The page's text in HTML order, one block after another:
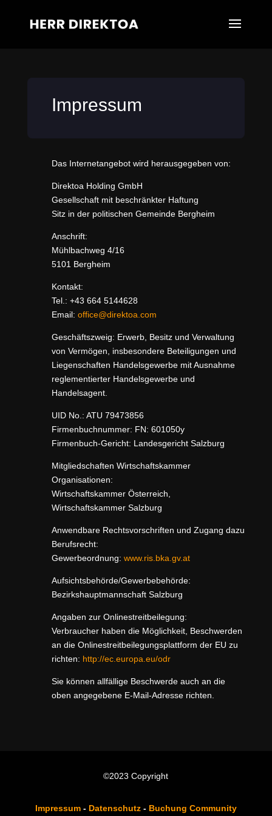
Impressum
Das Internetangebot wird herausgegeben von:
Direktoa Holding GmbH
Gesellschaft mit beschränkter Haftung
Sitz in der politischen Gemeinde Bergheim
Anschrift:
Mühlbachweg 4/16
5101 Bergheim
Kontakt:
Tel.: +43 664 5144628
Email: office@direktoa.com
Geschäftszweig: Erwerb, Besitz und Verwaltung
von Vermögen, insbesondere Beteiligungen und
Liegenschaften Handelsgewerbe mit Ausnahme
reglementierter Handelsgewerbe und
Handelsagent.
UID No.: ATU 79473856
Firmenbuchnummer: FN: 601050y
Firmenbuch-Gericht: Landesgericht Salzburg
Mitgliedschaften Wirtschaftskammer
Organisationen:
Wirtschaftskammer Österreich,
Wirtschaftskammer Salzburg
Anwendbare Rechtsvorschriften und Zugang dazu
Berufsrecht:
Gewerbeordnung: www.ris.bka.gv.at
Aufsichtsbehörde/Gewerbebehörde:
Bezirkshauptmannschaft Salzburg
Angaben zur Onlinestreitbeilegung:
Verbraucher haben die Möglichkeit, Beschwerden
an die Onlinestreitbeilegungsplattform der EU zu
richten: http://ec.europa.eu/odr
Sie können allfällige Beschwerde auch an die
oben angegebene E-Mail-Adresse richten.
©2023 Copyright
Impressum- Datenschutz- Buchung Community